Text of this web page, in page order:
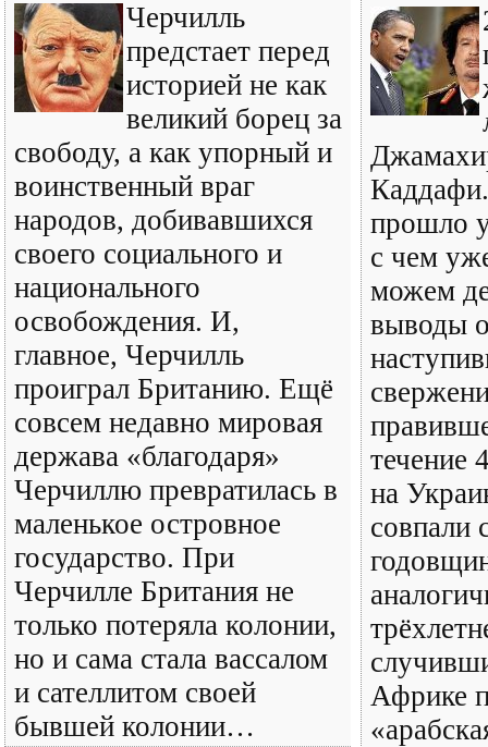
Черчилль
предстает перед
историей не как
великий борец за
свободу, а как упорный и
воинственный враг
народов, добивавшихся
своего социального и
национального
освобождения. И,
главное, Черчилль
проиграл Британию. Ещё
совсем недавно мировая
держава «благодаря»
Черчиллю превратилась в
маленькое островное
государство. При
Черчилле Британия не
только потеряла колонии,
но и сама стала вассалом
и сателлитом своей
бывшей колонии…
прошло
с чем
можем
выводы
течение
на
совпали
Африке